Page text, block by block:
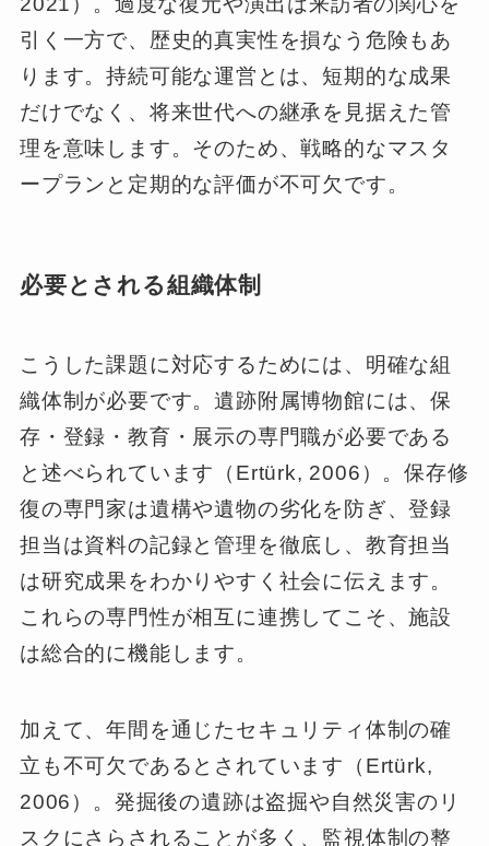
引く一方で、歴史的真実性を損なう危険もあ
ります。持続可能な運営とは、短期的な成果
だけでなく、将来世代への継承を見据えた管
理を意味します。そのため、戦略的なマスタ
ープランと定期的な評価が不可欠です。
必要とされる組織体制
こうした課題に対応するためには、明確な組
織体制が必要です。遺跡附属博物館には、保
存・登録・教育・展示の専門職が必要である
と述べられています（Ertürk, 2006）。保存修
復の専門家は遺構や遺物の劣化を防ぎ、登録
担当は資料の記録と管理を徹底し、教育担当
は研究成果をわかりやすく社会に伝えます。
これらの専門性が相互に連携してこそ、施設
は総合的に機能します。
加えて、年間を通じたセキュリティ体制の確
立も不可欠であるとされています（Ertürk,
2006）。発掘後の遺跡は盗掘や自然災害のリ
スクにさらされることが多く、監視体制の整